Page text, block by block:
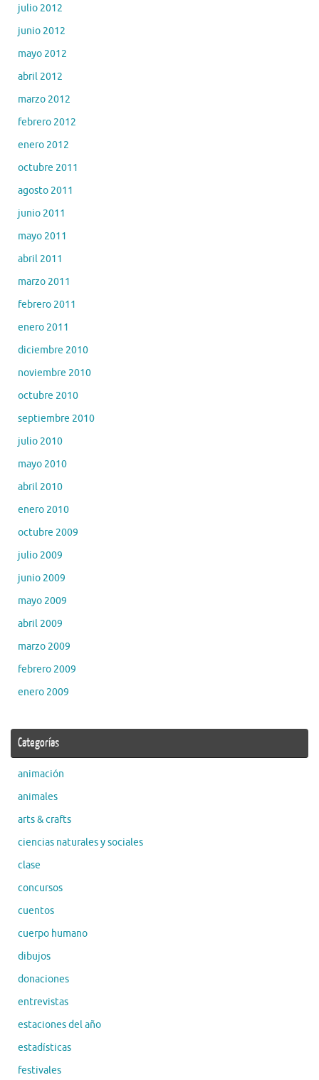
julio 2012
junio 2012
mayo 2012
abril 2012
marzo 2012
febrero 2012
enero 2012
octubre 2011
agosto 2011
junio 2011
mayo 2011
abril 2011
marzo 2011
febrero 2011
enero 2011
diciembre 2010
noviembre 2010
octubre 2010
septiembre 2010
julio 2010
mayo 2010
abril 2010
enero 2010
octubre 2009
julio 2009
junio 2009
mayo 2009
abril 2009
marzo 2009
febrero 2009
enero 2009
Categorías
animación
animales
arts & crafts
ciencias naturales y sociales
clase
concursos
cuentos
cuerpo humano
dibujos
donaciones
entrevistas
estaciones del año
estadísticas
festivales